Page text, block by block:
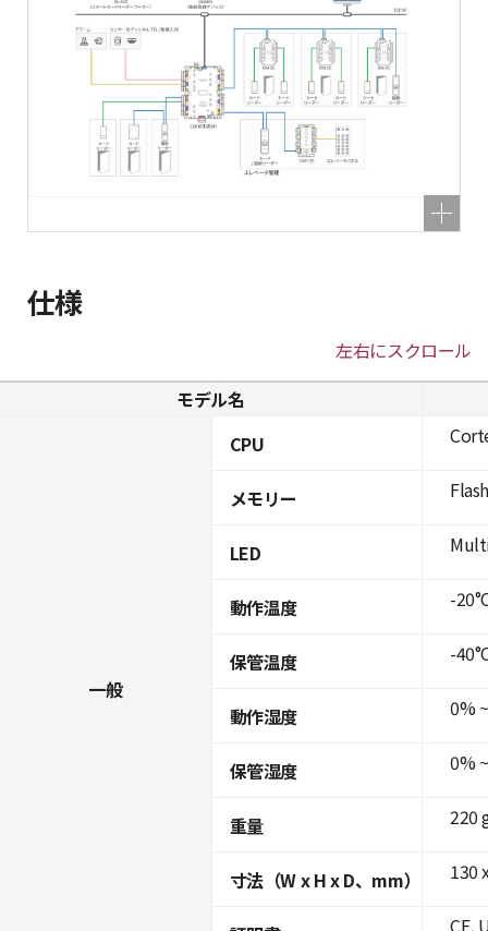
仕様
左右にスクロール
モデル名
一般
CPU
メモリー
LED
動作温度
保管温度
動作湿度
保管湿度
重量
寸法（W x H x D、mm）
-
-
0%
0%
220
130